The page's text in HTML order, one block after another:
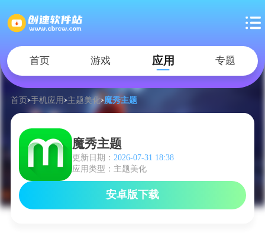
首页 游戏 应用 专题
首页 手机应用 主题美化 魔秀主题
魔秀主题
更新日期： 2026-07-31 18:38
应用类型：主题美化
安卓版下载